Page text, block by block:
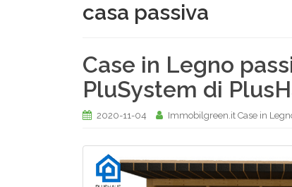
casa passiva
Case in Legno
PluSystem di
2020-11-04 Immobilgreen.it Case in